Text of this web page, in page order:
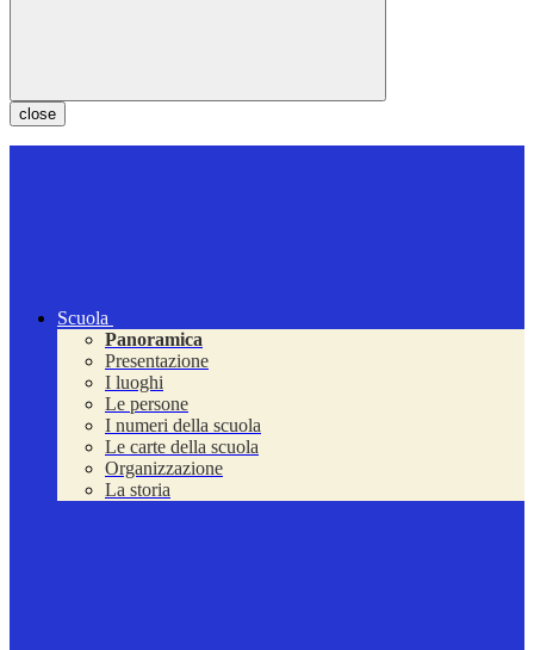
close
Scuola
Panoramica
Presentazione
I luoghi
Le persone
I numeri della scuola
Le carte della scuola
Organizzazione
La storia